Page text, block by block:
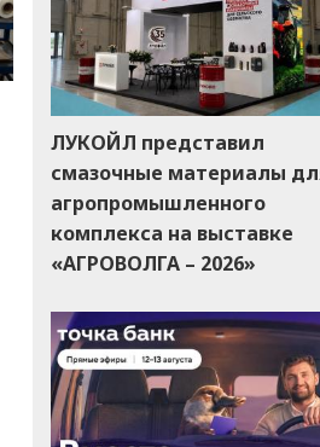
ЛУКОЙЛ представил
смазочные материалы
агропромышленного
комплекса на выставке
«АГРОВОЛГА – 2026»